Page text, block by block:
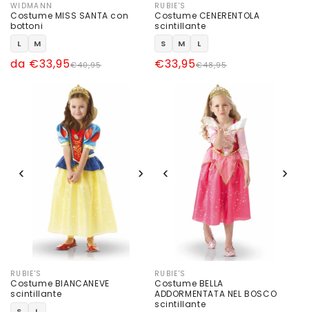
Produttore:
WIDMANN
Costume MISS SANTA con
bottoni
L M
Prezzo
€40,95
Prezzo
da €33,95
Produttore:
RUBIE'S
Costume CENERENTOLA
scintillante
S M L
Prezzo€48,95
Prezzo
€33,95
‹ ›
Produttore:
RUBIE'S
Costume BIANCANEVE
scintillante
‹ ›
Produttore:
RUBIE'S
Costume BELLA
ADDORMENTATA NEL BOSCO
scintillante